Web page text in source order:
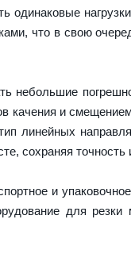
одинаковые
что в свою
небольшие
качения и
линейных
сохраняя точность
и
для резки